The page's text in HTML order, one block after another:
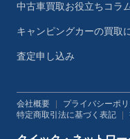
中古車買取お役立ちコラ
キャンピングカーの買取
査定申し込み
会社概要 プライバシーポ
特定商取引法に基づく表記